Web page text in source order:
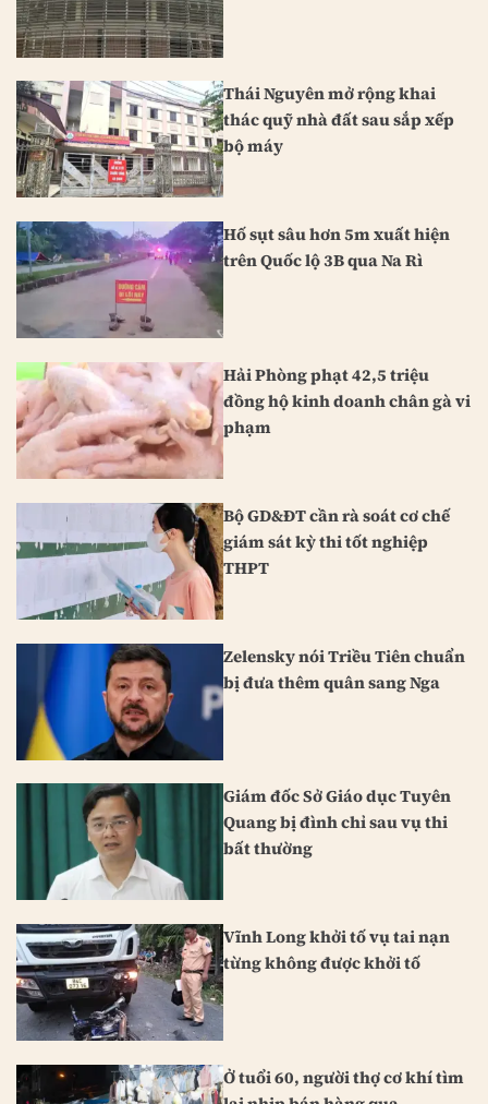
Thái Nguyên mở rộng khai
thác quỹ nhà đất sau sắp xếp
bộ máy
Hố sụt sâu hơn 5m xuất hiện
trên Quốc lộ 3B qua Na Rì
Hải Phòng phạt 42,5 triệu
đồng hộ kinh doanh chân gà vi
phạm
Bộ GD&ĐT cần rà soát cơ chế
giám sát kỳ thi tốt nghiệp
THPT
Zelensky nói Triều Tiên chuẩn
bị đưa thêm quân sang Nga
Giám đốc Sở Giáo dục Tuyên
Quang bị đình chỉ sau vụ thi
bất thường
Vĩnh Long khởi tố vụ tai nạn
từng không được khởi tố
Ở tuổi 60, người thợ cơ khí tìm